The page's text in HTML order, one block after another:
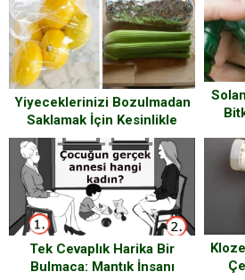
Yiyeceklerinizi Bozulmadan
Saklamak İçin Kesinlikle
Bunları Denemelisiniz..!
Tek Cevaplık Harika Bir
Bulmaca: Mantık İnsanı